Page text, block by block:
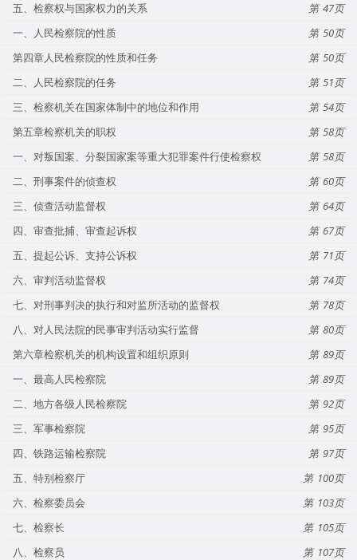
五、检察权与国家权力的关系
47
一、人民检察院的性质
50
第四章人民检察院的性质和任务
50
二、人民检察院的任务
51
三、检察机关在国家体制中的地位和作用
54
第五章检察机关的职权
58
一、对叛国案、分裂国家案等重大犯罪案件行使检察权
58
二、刑事案件的侦查权
60
三、侦查活动监督权
64
四、审查批捕、审查起诉权
67
五、提起公诉、支持公诉权
71
六、审判活动监督权
74
七、对刑事判决的执行和对监所活动的监督权
78
八、对人民法院的民事审判活动实行监督
80
第六章检察机关的机构设置和组织原则
89
一、最高人民检察院
89
二、地方各级人民检察院
92
三、军事检察院
95
四、铁路运输检察院
97
五、特别检察厅
100
六、检察委员会
103
七、检察长
105
八、检察员
107